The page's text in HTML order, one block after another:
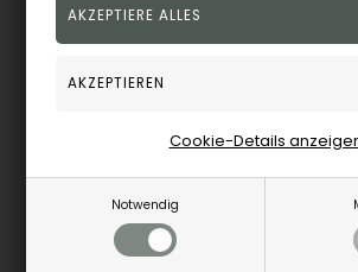
Notwendig
Cookie-Details
1.289,00 EUR
NURAN